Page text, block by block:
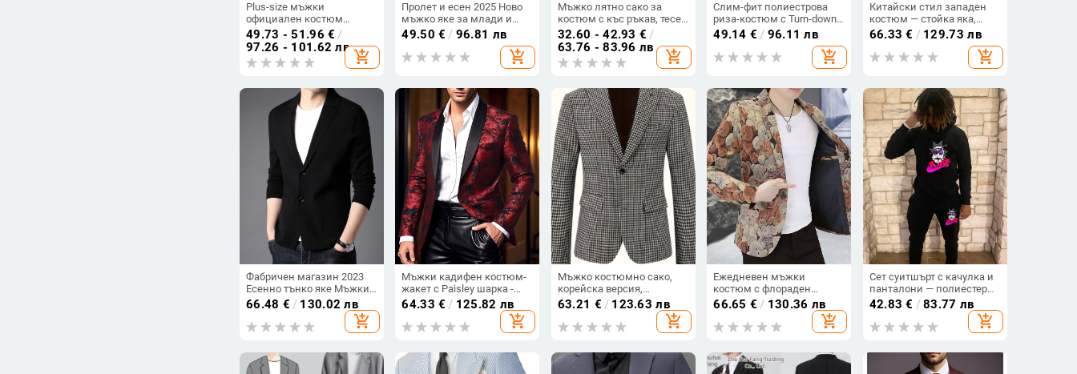
Plus-size мъжки
официален костюм
комплект, свободно сако,
едноредово закопчаване
с два копчета,
полиестрова смесена
лято
49.73 - 51.96 € /
97.26 - 101.62 лв
add_shopping_cart
Пролет и есен 2025 Ново
мъжко яке за млади и
мъже на средна възраст,
бизнес ежедневен
костюм на баща
49.50 € / 96.81 лв
add_shopping_cart
Мъжко лятно сако за
костюм с къс ръкав, тесен
силует, корейски стил,
еднободово закопчаване
32.60 - 42.93 € /
63.76 - 83.96 лв
add_shopping_cart
Слим-фит полиестрова
риза-костюм с Turn-down
яка, еднобортов дизайн,
Mercerized финиш, 3D
джоб
49.14 € / 96.11 лв
add_shopping_cart
Китайски стил западен
костюм — стойка яка,
копчета отпред, 100%
полиестер, свободен
силует, джобове с 3D
66.33 € / 129.73 лв
add_shopping_cart
Фабричен магазин 2023
Есенно тънко яке Мъжки
тънък костюм Едноцветен
плетен малък костюм
Ежедневен жилетка
66.48 € / 130.02 лв
add_shopping_cart
Мъжки кадифен костюм-
жакет с Paisley шарка -
тънък силует, едно копче,
100% полиестер
64.33 € / 125.82 лв
add_shopping_cart
Мъжко костюмно сако,
корейска версия,
свободна кройка,
еднобортно с едно копче,
яка за костюм, полиестер
100% (Полиестер 100%;
Еднобортно с едно копче;
63.21 € / 123.63 лв
add_shopping_cart
Ежедневен мъжки
костюм с флораден
жакардов принт –
свободна кройка,
едноредово закопчаване,
66.65 € / 130.36 лв
add_shopping_cart
Сет суитшърт с качулка и
панталони — полиестерно
влакно, дълъг ръкав,
дълги панталони,
пуловер, четири сезона
42.83 € /83.77 лв
add_shopping_cart